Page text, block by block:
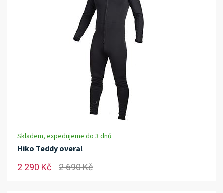
Skladem, expedujeme do 3 dnů
Hiko Teddy overal
2 290 Kč 2 690 Kč